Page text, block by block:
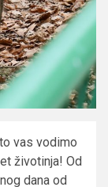
vas vodimo
životinja! Od
dana od